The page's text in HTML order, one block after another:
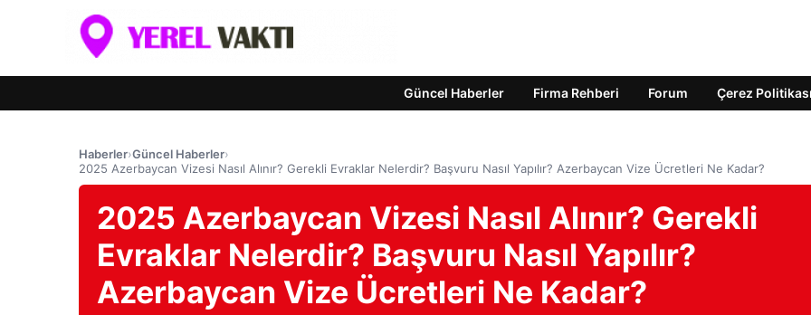
Güncel Haberler Firma Rehberi Forum Çerez Politikası
Haberler›Güncel Haberler›
2025 Azerbaycan Vizesi Nasıl Alınır? Gerekli Evraklar Nelerdir? Başvuru Nasıl Yapılır? Azerbaycan Vize Ücretleri Ne Kadar?
2025 Azerbaycan Vizesi Nasıl Alınır? Gerekli
Evraklar Nelerdir? Başvuru Nasıl Yapılır?
Azerbaycan Vize Ücretleri Ne Kadar?